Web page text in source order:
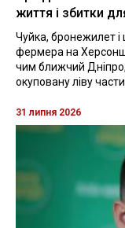
життя і збитки
Чуйка, бронежилет і
фермера на
чим ближчий Дніпро,
окуповану ліву
31 липня 2026